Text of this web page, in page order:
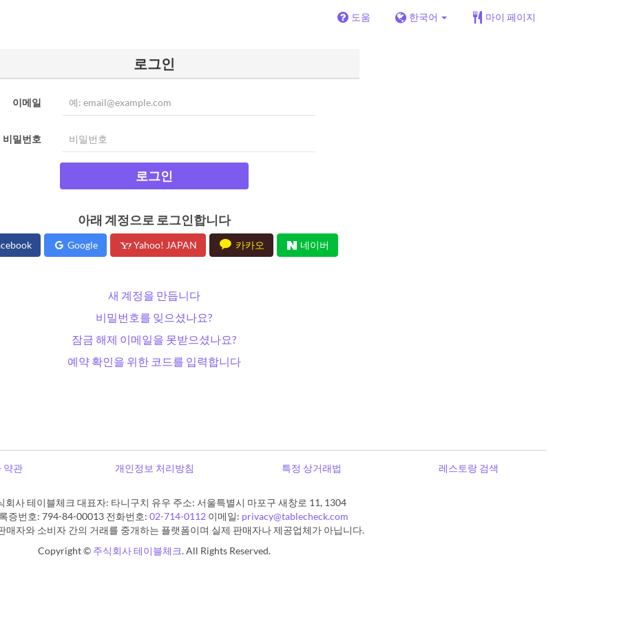
도움 한국어 마이 페이지
로그인
이메일
비밀번호
로그인
아래 계정으로 로그인합니다
Google Yahoo! JAPAN 카카오 네이버
새 계정을 만듭니다
비밀번호를 잊으셨나요?
잠금 해제 이메일을 못받으셨나요?
예약 확인을 위한 코드를 입력합니다
약관 개인정보 처리방침 특정 상거래법 레스토랑 검색
회사 테이블체크 대표자: 타니구치 유우 주소: 서울특별시 마포구 새창로 11, 1304
증번호: 794-84-00013 전화번호: 02-714-0112 이메일: privacy@tablecheck.com
매자와 소비자 간의 거래를 중개하는 플랫폼이며 실제 판매자나 제공업체가 아닙니다.
Copyright © 주식회사 테이블체크. All Rights Reserved.